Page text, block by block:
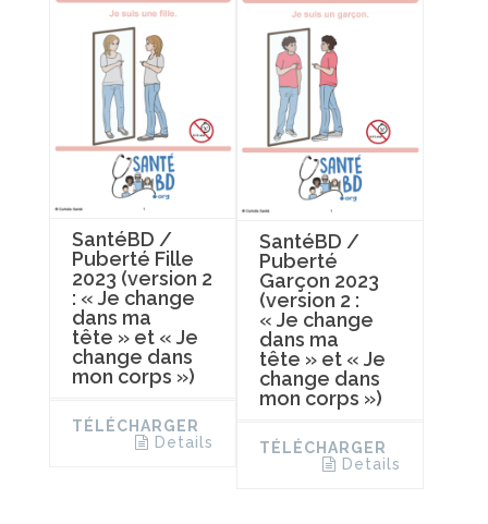
SantéBD /
Puberté Fille
2023 (version 2
: « Je change
dans ma
tête » et « Je
change dans
mon corps »)
TÉLÉCHARGER
Details
SantéBD /
Puberté
Garçon 2023
(version 2 :
« Je change
dans ma
tête » et « Je
change dans
mon corps »)
TÉLÉCHARGER
Details